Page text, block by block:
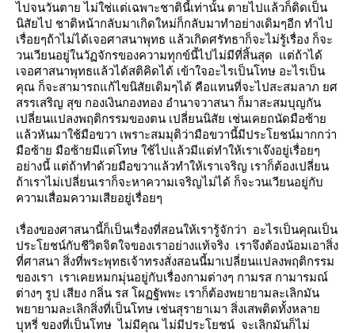
ไปจนวันตาย ไม่ใช่แต่เฉพาะชาตินี้เท่านั้น ตายไปแล้วก็ติดเป็น
นิสัยไป ชาติหน้ากลับมาเกิดใหม่ก็กลับมาทำอย่างเดิมๆอีก ทำไป
เรื่อยๆถ้าไม่ได้เจอศาสนาพุทธ แล้วเกิดศรัทธาก็จะไม่รู้เรื่อง ก็จะ
วนเวียนอยู่ในวัฏจักรของความทุกข์นี้ไปไม่มีที่สิ้นสุด แต่ถ้าได้
เจอศาสนาพุทธแล้วได้สติคิดได้ เข้าใจอะไรเป็นโทษ อะไรเป็น
คุณ ก็จะสามารถแก้ไขนิสัยเดิมๆได้ คือแทนที่จะไปสะสมลาภ ยศ
สรรเสริญ สุข กองเงินกองทอง อำนาจวาสนา ก็มาสะสมบุญกัน
เปลี่ยนแปลงพฤติกรรมของตน เปลี่ยนนิสัย เช่นเคยถนัดมือซ้า
ล้วหันมาใช้มือขวา เพราะสมมุติว่ามือขวานี้มีประโยชน์มากกว่า
มือซ้าย มือซ้ายมีแต่โทษ ใช้ไปแล้วมีแต่ทำให้เราเจ๊งอยู่เรื่อยๆ
อย่างนี้ แต่ถ้าทำด้วยมือขวาแล้วทำให้เราเจริญ เราก็ต้องเปลี่ยน
ถ้าเราไม่เปลี่ยนเราก็จะหาความเจริญไม่ได้ ก็จะวนเวียนอยู่กับ
ความเสื่อมความเสียอยู่เรื่อยๆ
เรื่องของศาสนานี้ก็เป็นเรื่องที่สอนให้เรารู้จักว่า อะไรเป็นคุณเป็น
ประโยชน์กับชีวิตจิตใจของเราอย่างแท้จริง เราจึงต้องน้อมเอาสิ่ง
ที่ศาสนา สิ่งที่พระพุทธเจ้าทรงสั่งสอนนี้มาเปลี่ยนแปลงพฤติกรรม
ของเรา เราเคยหมกมุ่นอยู่กับเรื่องกามต่างๆ กามรส กามารมณ์
ต่างๆ รูป เสียง กลิ่น รส โผฏฐัพพะ เราก็ต้องพยายามละเลิกมัน
พยายามละเลิกสิ่งที่เป็นโทษ เช่นสุรายาเมา สิ่งเสพติดทั้งหลา
บุหรี่ ของที่เป็นโทษ ไม่มีคุณ ไม่มีประโยชน์ จะเลิกมันก็ไม่